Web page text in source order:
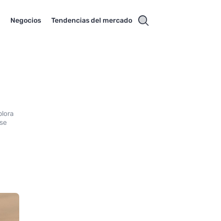
Negocios Tendencias del mercado